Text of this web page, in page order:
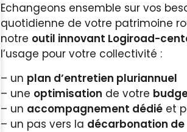
Echangeons ensemble sur vos
quotidienne de votre patrimoine
notre outil innovant Logiroad-
l’usage pour votre collectivité :
– un plan d’entretien pluriannuel
– une optimisation de votre
– un accompagnement dédiéet
– un pas vers la décarbonation